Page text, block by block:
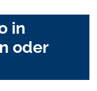
in
oder